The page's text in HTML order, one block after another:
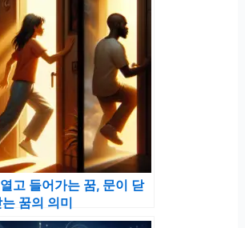
고 들어가는 꿈, 문이 닫
꿈의 의미